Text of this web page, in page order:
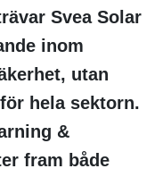
Svea Solar
inom
utan
hela sektorn.
&
fram både